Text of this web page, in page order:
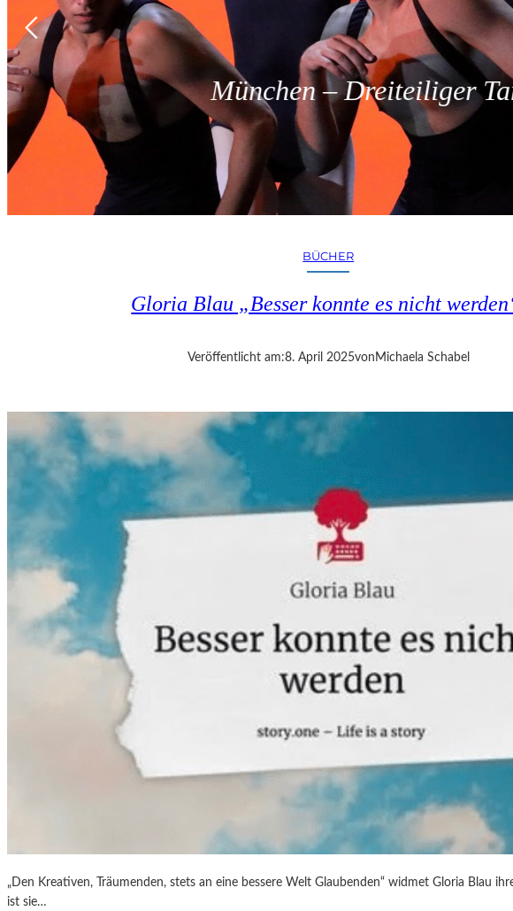
München – Dreiteiliger
BÜCHER
Gloria Blau „Besser konnte es nicht
Veröffentlicht am:8. April 2025von Michaela Schabel
„Den Kreativen, Träumenden, stets an eine bessere Welt Glaubenden“ widmet Gloria Blau
ist sie…